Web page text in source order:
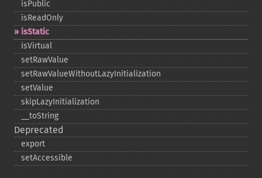
isPublic
isReadOnly
isStatic
isVirtual
setRawValue
setRawValueWithoutLazyInitialization
setValue
skipLazyInitialization
_​_​toString
Deprecated
export
setAccessible